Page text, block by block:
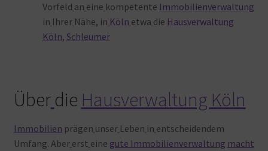
Vorfeld an eine kompetente Immobilienverwaltung
in Ihrer Nähe, in Köln etwa die Hausverwaltung
Köln, Schleumer
Über die Hausverwaltung Köln
Immobilien prägen unser Leben in entscheidendem
Umfang. Aber erst eine gute Immobilienverwaltung macht